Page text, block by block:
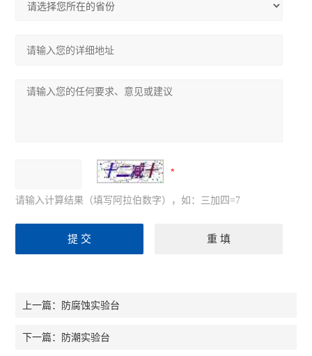
请输入计算结果（填写阿拉伯数字），如：三加四=7
上一篇： 防腐蚀实验台
下一篇： 防潮实验台